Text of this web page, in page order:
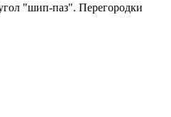
"шип-паз". Перегородки